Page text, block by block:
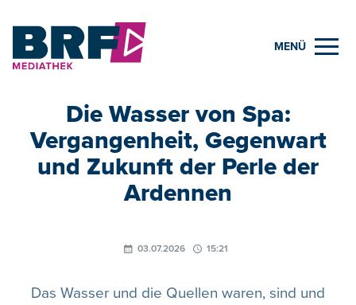
MENÜ
Die Wasser von Spa:
Vergangenheit, Gegenwart
und Zukunft der Perle der
Ardennen
03.07.2026 15:21
Das Wasser und die Quellen waren, sind und